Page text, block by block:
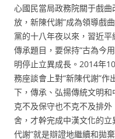
心國民當局政務院關于戲
放，新陳代謝”成為領導戲
黨的十八年夜以來，習近
傳承題目，要保持“古為今
明停止立異成長。2014年
務座談會上對“新陳代謝”
下，傳承、弘揚傳統文明
克不及保守也不克不及排
舍，才幹完成中漢文化的
代謝”就是辯證地繼續和拋